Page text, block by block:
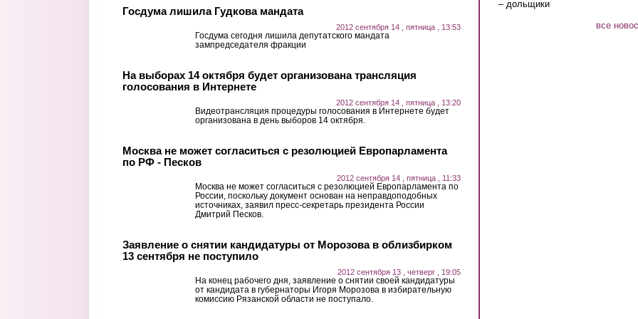
Госдума лишила Гудкова мандата
2012 сентября 14 , пятница , 13:53
Госдума сегодня лишила депутатского мандата
зампредседателя фракции
На выборах 14 октября будет организована трансляция
голосования в Интернете
2012 сентября 14 , пятница , 13:20
Видеотрансляция процедуры голосования в Интернете будет
организована в день выборов 14 октября.
Москва не может согласиться с резолюцией Европарламента
по РФ - Песков
2012 сентября 14 , пятница , 11:33
Москва не может согласиться с резолюцией Европарламента по
России, поскольку документ основан на неправдоподобных
источниках, заявил пресс-секретарь президента России
Дмитрий Песков.
Заявление о снятии кандидатуры от Морозова в облизбирком
13 сентября не поступило
2012 сентября 13 , четверг , 19:05
На конец рабочего дня, заявление о снятии своей кандидатуры
от кандидата в губернаторы Игоря Морозова в избирательную
комиссию Рязанской области не поступало.
– дольщики
все